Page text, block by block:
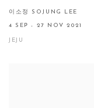
이소정 SOJUNG LEE
4 SEP - 27 NOV 2021
JEJU